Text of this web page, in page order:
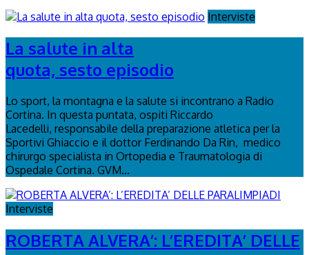
Interviste
La salute in alta
quota, sesto episodio
Lo sport, la montagna e la salute si incontrano a Radio
Cortina. In questa puntata, ospiti Riccardo
Lacedelli, responsabile della preparazione atletica per la
Sportivi Ghiaccio e il dottor Ferdinando Da Rin, medico
chirurgo specialista in Ortopedia e Traumatologia di
Ospedale Cortina. GVM...
Interviste
ROBERTA ALVERA’: L’EREDITA’ DELLE